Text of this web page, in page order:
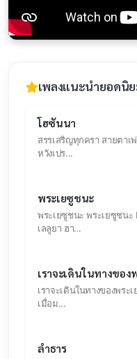
เพลงแนะนำยอดนิ
โฮซันนา
สรรเสริญทุกครา สายตาเ
หวังเปร...
พระเยซูชนะ
พระเยซูชนะ พระเยซูชน
เลลูยา ฮา...
เราจะเดินในทางของ
เราจะเดินในทางของพร
เมื่อม...
ลำธาร